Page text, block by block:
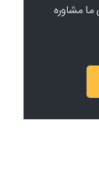
مشاوره